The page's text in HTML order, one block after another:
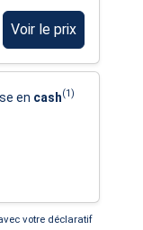
Voir le prix
en cash(1)
votre déclaratif